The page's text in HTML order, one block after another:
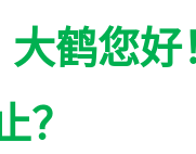
大鹤您
？